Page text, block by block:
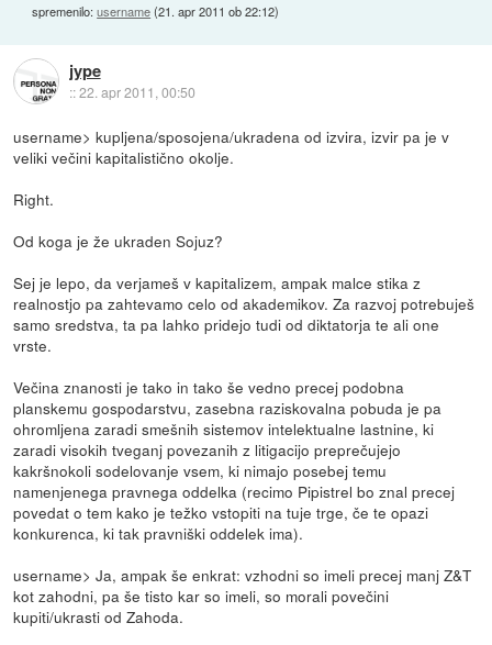
spremenilo:username(21. apr 2011 ob 22:12)
jype
::22. apr 2011, 00:50
username> kupljena/sposojena/ukradena od izvira, izvir pa je v
veliki večini kapitalistično okolje.
Right.
Od koga je že ukraden Sojuz?
Sej je lepo, da verjameš v kapitalizem, ampak malce stika z
realnostjo pa zahtevamo celo od akademikov. Za razvoj potrebuješ
samo sredstva, ta pa lahko pridejo tudi od diktatorja te ali one
vrste.
Večina znanosti je tako in tako še vedno precej podobna
planskemu gospodarstvu, zasebna raziskovalna pobuda je pa
ohromljena zaradi smešnih sistemov intelektualne lastnine, ki
zaradi visokih tveganj povezanih z litigacijo preprečujejo
kakršnokoli sodelovanje vsem, ki nimajo posebej temu
namenjenega pravnega oddelka (recimo Pipistrel bo znal precej
povedat o tem kako je težko vstopiti na tuje trge, če te opazi
konkurenca, ki tak pravniški oddelek ima).
username> Ja, ampak še enkrat: vzhodni so imeli precej manj Z&T
kot zahodni, pa še tisto kar so imeli, so morali povečini
kupiti/ukrasti od Zahoda.